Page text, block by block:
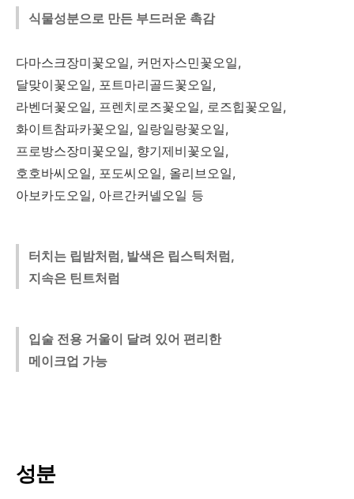
식물성분으로 만든 부드러운 촉감
다마스크장미꽃오일, 커먼자스민꽃오일,
달맞이꽃오일, 포트마리골드꽃오일,
라벤더꽃오일, 프렌치로즈꽃오일, 로즈힙꽃오일,
화이트참파카꽃오일, 일랑일랑꽃오일,
프로방스장미꽃오일, 향기제비꽃오일,
호호바씨오일, 포도씨오일, 올리브오일,
아보카도오일, 아르간커넬오일 등
터치는 립밤처럼, 발색은 립스틱처럼,
지속은 틴트처럼
입술 전용 거울이 달려 있어 편리한
메이크업 가능
성분